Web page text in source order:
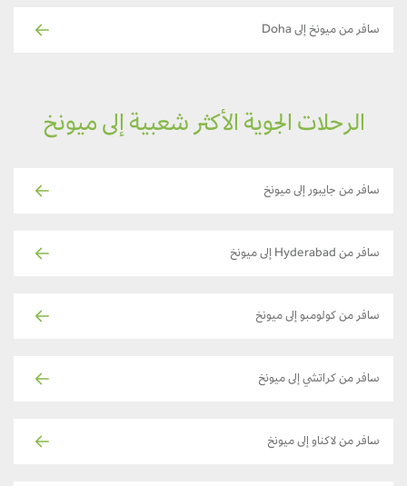
سافر من ميونخ إلى Doha
الرحلات الجوية الأكثر شعبية إلى ميونخ
سافر من جايبور إلى ميونخ
سافر من Hyderabad إلى ميونخ
سافر من كولومبو إلى ميونخ
سافر من كراتشي إلى ميونخ
سافر من لاكناو إلى ميونخ